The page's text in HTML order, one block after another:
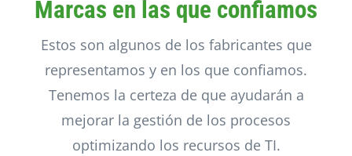
Marcas en las que confiamos
Estos son algunos de los fabricantes que
representamos y en los que confiamos.
Tenemos la certeza de que ayudarán a
mejorar la gestión de los procesos
optimizando los recursos de TI.